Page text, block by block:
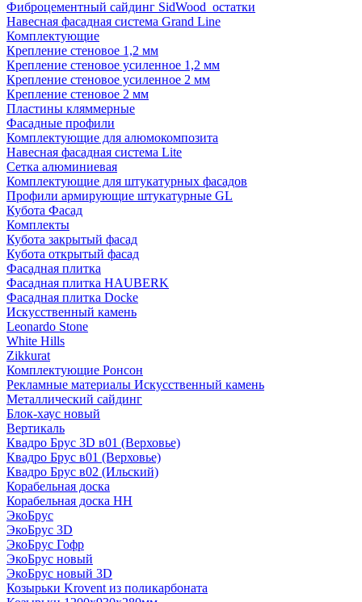
Фиброцементный сайдинг SidWood_остатки
Навесная фасадная система Grand Line
Комплектующие
Крепление стеновое 1,2 мм
Крепление стеновое усиленное 1,2 мм
Крепление стеновое усиленное 2 мм
Крепление стеновое 2 мм
Пластины кляммерные
Фасадные профили
Комплектующие для алюмокомпозита
Навесная фасадная система Lite
Сетка алюминиевая
Комплектующие для штукатурных фасадов
Профили армирующие штукатурные GL
Кубота Фасад
Комплекты
Кубота закрытый фасад
Кубота открытый фасад
Фасадная плитка
Фасадная плитка HAUBERK
Фасадная плитка Docke
Искусственный камень
Leonardo Stone
White Hills
Zikkurat
Комплектующие Ронсон
Рекламные материалы Искусственный камень
Металлический сайдинг
Блок-хаус новый
Вертикаль
Квадро Брус 3D в01 (Верховье)
Квадро Брус в01 (Верховье)
Квадро Брус в02 (Ильский)
Корабельная доска
Корабельная доска НН
ЭкоБрус
ЭкоБрус 3D
ЭкоБрус Гофр
ЭкоБрус новый
ЭкоБрус новый 3D
Козырьки Krovent из поликарбоната